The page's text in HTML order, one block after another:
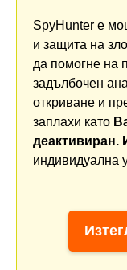
SpyHunter е
и защита на
да помогне на
задълбочен
откриване и
заплахи като
деактивиран.
индивидуална